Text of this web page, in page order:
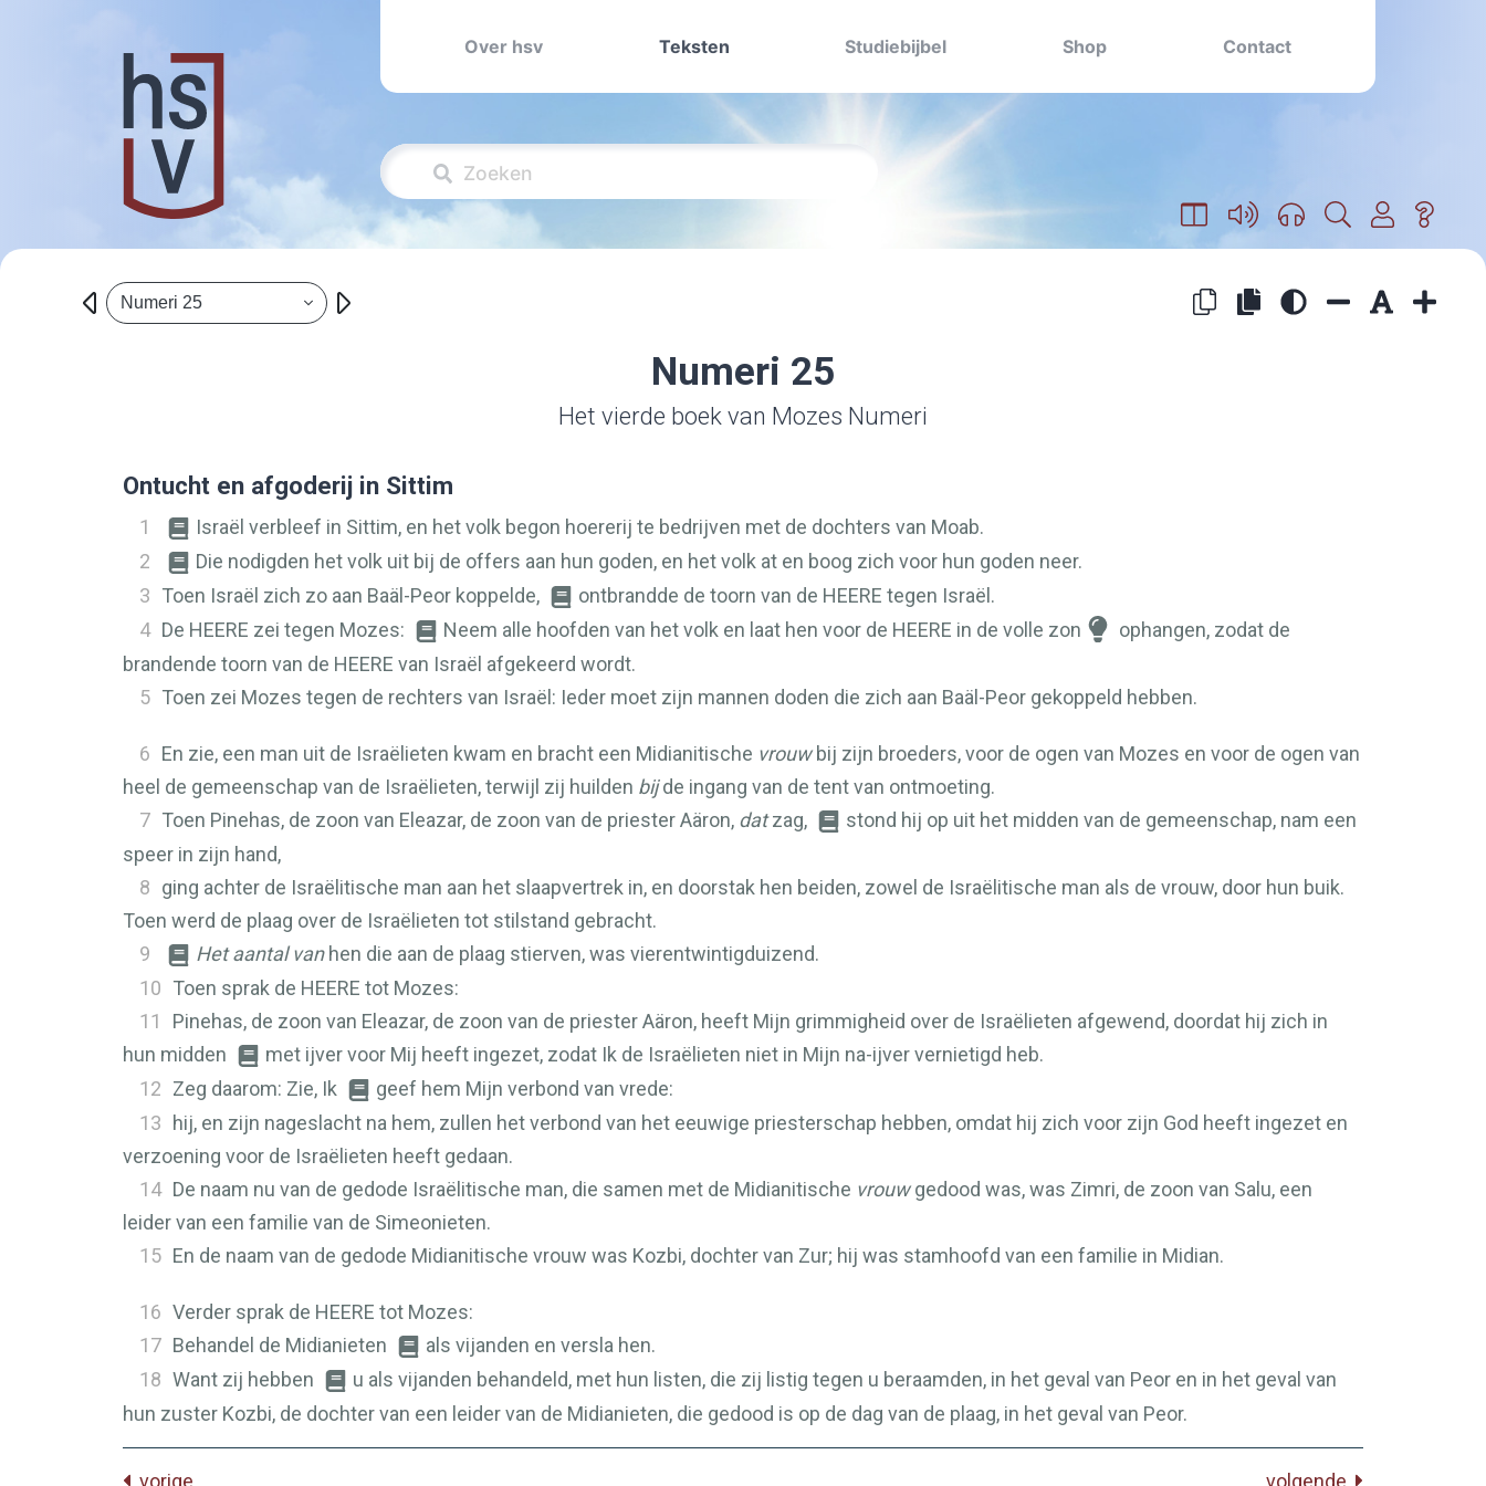
Over hsv Teksten Studiebijbel Shop Contact
Numeri 25
Numeri 25
Het vierde boek van Mozes Numeri
Ontucht en afgoderij in Sittim
1
Israël verbleef in Sittim, en het volk begon hoererij te bedrijven met de dochters van Moab.
2
Die nodigden het volk uit bij de offers aan hun goden, en het volk at en boog zich voor hun goden neer.
3 Toen Israël zich zo aan Baäl-Peor koppelde, ontbrandde de toorn van de HEERE tegen Israël.
4 De HEERE zei tegen Mozes: Neem alle hoofden van het volk en laat hen voor de HEERE in de volle zon
ophangen, zodat de
brandende toorn van de HEERE van Israël afgekeerd wordt.
5 Toen zei Mozes tegen de rechters van Israël: Ieder moet zijn mannen doden die zich aan Baäl-Peor gekoppeld hebben.
6 En zie, een man uit de Israëlieten kwam en bracht een Midianitische vrouwbij zijn broeders, voor de ogen van Mozes en voor de ogen van
heel de gemeenschap van de Israëlieten, terwijl zij huilden bijde ingang van de tent van ontmoeting.
7 Toen Pinehas, de zoon van Eleazar, de zoon van de priester Aäron, datzag,
stond hij op uit het midden van de gemeenschap, nam een
speer in zijn hand,
8 ging achter de Israëlitische man aan het slaapvertrek in, en doorstak hen beiden, zowel de Israëlitische man als de vrouw, door hun buik.
Toen werd de plaag over de Israëlieten tot stilstand gebracht.
9
Het aantal vanhen die aan de plaag stierven, was vierentwintigduizend.
10 Toen sprak de HEERE tot Mozes:
11
Pinehas, de zoon van Eleazar, de zoon van de priester Aäron, heeft Mijn grimmigheid over de Israëlieten afgewend, doordat hij zich in
hun midden
met ijver voor Mij heeft ingezet, zodat Ik de Israëlieten niet in Mijn na-ijver vernietigd heb.
12 Zeg daarom: Zie, Ik
geef hem Mijn verbond van vrede:
13
hij, en zijn nageslacht na hem, zullen het verbond van het eeuwige priesterschap hebben, omdat hij zich voor zijn God heeft ingezet en
verzoening voor de Israëlieten heeft gedaan.
14 De naam nu van de gedode Israëlitische man, die samen met de Midianitische vrouwgedood was, was Zimri, de zoon van Salu, een
leider van een familie van de Simeonieten.
15 En de naam van de gedode Midianitische vrouw was Kozbi, dochter van Zur; hij was stamhoofd van een familie in Midian.
16 Verder sprak de HEERE tot Mozes:
17 Behandel de Midianieten
als vijanden en versla hen.
18 Want zij hebben
u als vijanden behandeld, met hun listen, die zij listig tegen u beraamden, in het geval van Peor en in het geval van
hun zuster Kozbi, de dochter van een leider van de Midianieten, die gedood is op de dag van de plaag, in het geval van Peor.
vorige volgende